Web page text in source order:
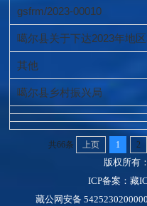
gsfrm/2023-00010
其他
噶尔县乡村振兴局
共66条 上页 1 2
版权所有
ICP备案：藏
藏公网安备